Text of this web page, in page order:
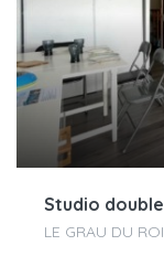
LE GRAU DU ROI